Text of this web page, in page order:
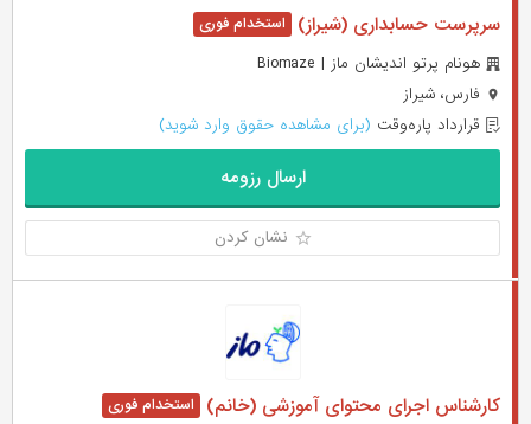
سر‌پرست حسابداری (شیراز)
هونام پرتو اندیشان ماز | Biomaze
فارس، شیراز
قرارداد پاره‌وقت (برای مشاهده حقوق وارد شوید)
ارسال رزومه
نشان کردن
کارشناس اجرای محتوای آموزشی (خانم)